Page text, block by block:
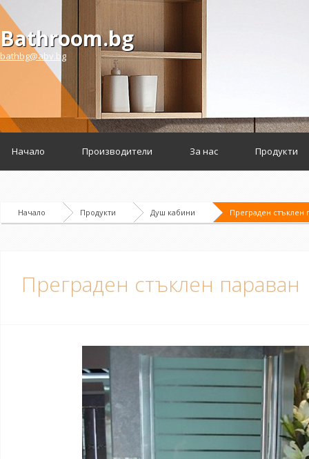
Bathroom.bg
bathbg@abv.bg
Начало Производители За нас Продукти
Начало Продукти Душ кабини Преграден стъклен
Преграден стъклен параван